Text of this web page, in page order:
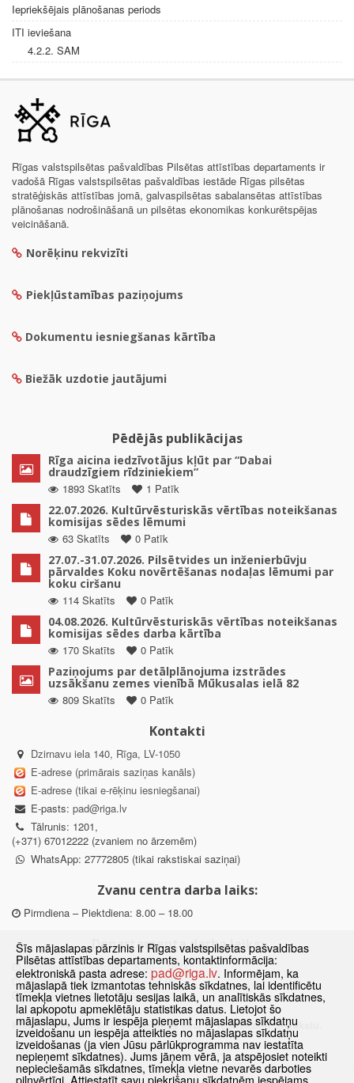
Iepriekšējais plānošanas periods
ITI ieviešana
4.2.2. SAM
Rīgas valstspilsētas pašvaldības Pilsētas attīstības departaments ir
vadošā Rīgas valstspilsētas pašvaldības iestāde Rīgas pilsētas
stratēģiskās attīstības jomā, galvaspilsētas sabalansētas attīstības
plānošanas nodrošināšanā un pilsētas ekonomikas konkurētspējas
veicināšanā.
Norēķinu rekvizīti
Piekļūstamības paziņojums
Dokumentu iesniegšanas kārtība
Biežāk uzdotie jautājumi
Pēdējās publikācijas
Rīga aicina iedzīvotājus kļūt par “Dabai
draudzīgiem rīdziniekiem”
1893 Skatīts
1 Patīk
22.07.2026. Kultūrvēsturiskās vērtības noteikšanas
komisijas sēdes lēmumi
63 Skatīts
0 Patīk
27.07.-31.07.2026. Pilsētvides un inženierbūvju
pārvaldes Koku novērtēšanas nodaļas lēmumi par
koku ciršanu
114 Skatīts
0 Patīk
04.08.2026. Kultūrvēsturiskās vērtības noteikšanas
komisijas sēdes darba kārtība
170 Skatīts
0 Patīk
Paziņojums par detālplānojuma izstrādes
uzsākšanu zemes vienībā Mūkusalas ielā 82
809 Skatīts
0 Patīk
Kontakti
Dzirnavu iela 140, Rīga, LV-1050
E-adrese (primārais saziņas kanāls)
E-adrese (tikai e-rēķinu iesniegšanai)
E-pasts: pad@riga.lv
Tālrunis: 1201,
(+371) 67012222 (zvaniem no ārzemēm)
WhatsApp: 27772805 (tikai rakstiskai saziņai)
Zvanu centra darba laiks:
Pirmdiena – Piektdiena: 8.00 – 18.00
Departamenta darba laiks:
Pirmdiena, Ceturtdiena: 8.30 – 18.00
Otrdiena, Trešdiena: 8.30 – 17.00
Piektdiena: 8.30 – 15.00
Klātienes konsultācijas pieejamas tikai ar iepriekšēju pierakstu.
Šīs mājaslapas pārzinis ir Rīgas valstspilsētas pašvaldības
Pilsētas attīstības departaments, kontaktinformācija:
elektroniskā pasta adrese: pad@riga.lv. Informējam, ka
mājaslapā tiek izmantotas tehniskās sīkdatnes, lai identificētu
tīmekļa vietnes lietotāju sesijas laikā, un analītiskās sīkdatnes,
lai apkopotu apmeklētāju statistikas datus. Lietojot šo
mājaslapu, Jums ir iespēja pieņemt mājaslapas sīkdatņu
izveidošanu un iespēja atteikties no mājaslapas sīkdatņu
izveidošanas (ja vien Jūsu pārlūkprogramma nav iestatīta
nepieņemt sīkdatnes). Jums jāņem vērā, ja atspējosiet noteikti
nepieciešamās sīkdatnes, tīmekļa vietne nevarēs darboties
pilnvērtīgi. Attiestatīt savu piekrišanu sīkdatnēm iespējams